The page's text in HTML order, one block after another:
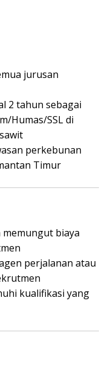
jurusan
2 tahun sebagai
Humas/SSL di
perkebunan
Timur
memungut biaya
perjalanan atau
kualifikasi yang